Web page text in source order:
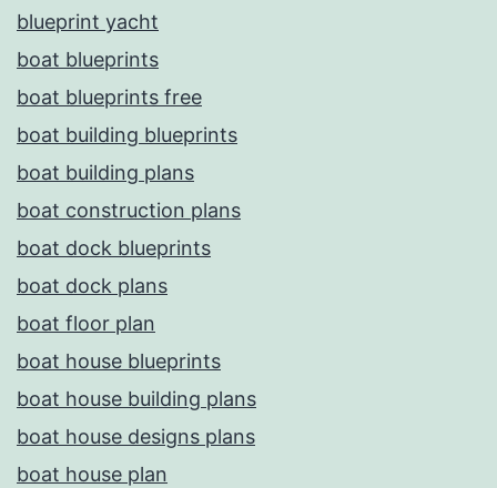
blueprint yacht
boat blueprints
boat blueprints free
boat building blueprints
boat building plans
boat construction plans
boat dock blueprints
boat dock plans
boat floor plan
boat house blueprints
boat house building plans
boat house designs plans
boat house plan